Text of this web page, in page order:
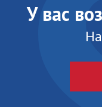
У вас